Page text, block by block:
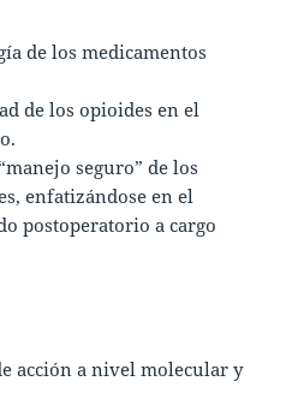
de los medicamentos
de los opioides en el
seguro” de los
enfatizándose en el
postoperatorio a cargo
acción a nivel molecular y